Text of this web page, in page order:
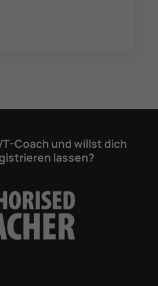
Coach und willst dich
lassen?